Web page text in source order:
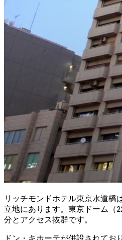
リッチモンドホテル東京水道橋
立地にあります。東京ドーム（
分とアクセス抜群です。